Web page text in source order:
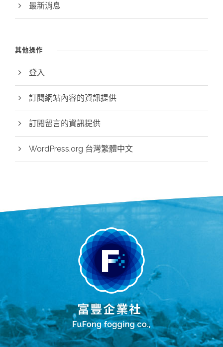
最新消息
其他操作
登入
訂閱網站內容的資訊提供
訂閱留言的資訊提供
WordPress.org 台灣繁體中文